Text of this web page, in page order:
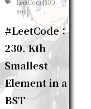
LeetCode[100-
999]
#LeetCode：
230. Kth
Smallest
Element in a
BST